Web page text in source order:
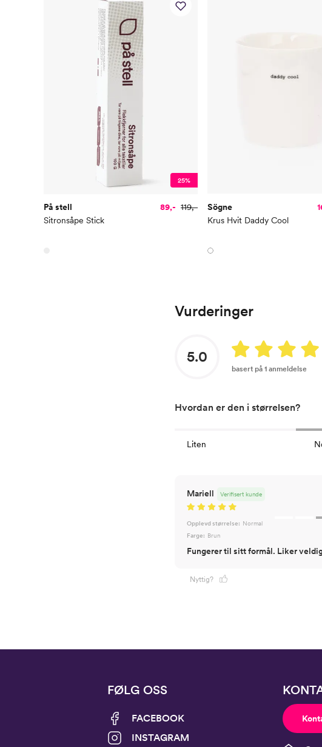
25%
På stell
Sitronsåpe Stick
89,- 119,-
Sögne
Krus Hvit Daddy Cool
Vurderinger
5.0
basert på 1 anmeldelse
Hvordan er den i størrelsen?
Liten
Mariell Verifisert kunde
Opplevd størrelse: Normal
Farge: Brun
Fungerer til sitt formål. Liker
Nyttig?
FØLG OSS
FACEBOOK
INSTAGRAM